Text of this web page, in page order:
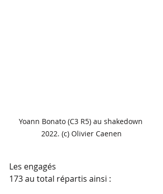
Yoann Bonato (C3 R5) au shakedown
2022. (c) Olivier Caenen
Les engagés
173 au total répartis ainsi :